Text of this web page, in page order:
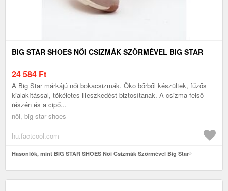
BIG STAR SHOES NŐI CSIZMÁK SZŐRMÉVEL BIG STAR
24 584 Ft
A Big Star márkájú női bokacsizmák. Öko bőrből készültek, fűzős
kialakítással, tökéletes illeszkedést biztosítanak. A csizma felső
részén és a cipő...
női, big star shoes
hu.factcool.com
Hasonlók, mint BIG STAR SHOES Női Csizmák Szőrmével Big Star